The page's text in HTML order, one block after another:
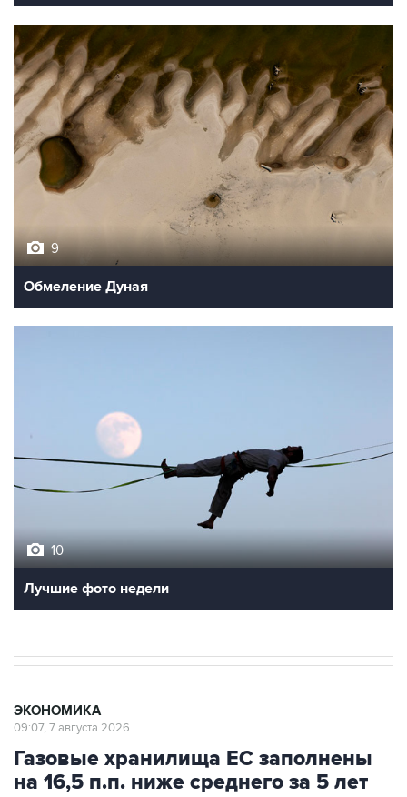
9
Обмеление Дуная
10
Лучшие фото недели
ЭКОНОМИКА
09:07, 7 августа 2026
Газовые хранилища ЕС заполнены
на 16,5 п.п. ниже среднего за 5 лет